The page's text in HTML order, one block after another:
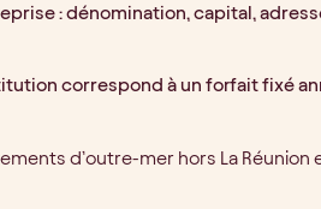
: dénomination, capital,
correspond à un forfait fixé
d’outre-mer hors La Réunion